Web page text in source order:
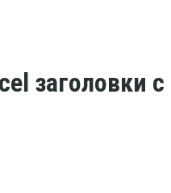
заголовки с